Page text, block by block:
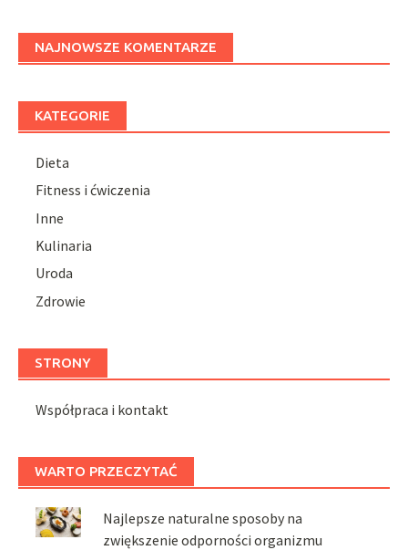
NAJNOWSZE KOMENTARZE
KATEGORIE
Dieta
Fitness i ćwiczenia
Inne
Kulinaria
Uroda
Zdrowie
STRONY
Współpraca i kontakt
WARTO PRZECZYTAĆ
Najlepsze naturalne sposoby na
zwiększenie odporności organizmu